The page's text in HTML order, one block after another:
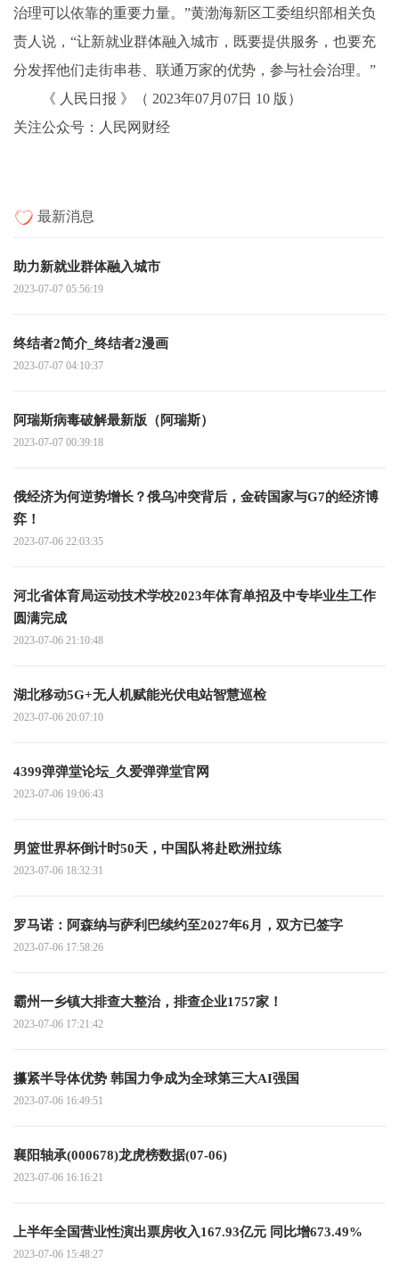
治理可以依靠的重要力量。”黄渤海新区工委组织部相关负
责人说，“让新就业群体融入城市，既要提供服务，也要充
分发挥他们走街串巷、联通万家的优势，参与社会治理。”
《 人民日报 》（ 2023年07月07日 10 版）
关注公众号：人民网财经
最新消息
助力新就业群体融入城市
2023-07-07 05:56:19
终结者2简介_终结者2漫画
2023-07-07 04:10:37
阿瑞斯病毒破解最新版（阿瑞斯）
2023-07-07 00:39:18
俄经济为何逆势增长？俄乌冲突背后，金砖国家与G7的经济博
弈！
2023-07-06 22:03:35
河北省体育局运动技术学校2023年体育单招及中专毕业生工作
圆满完成
2023-07-06 21:10:48
湖北移动5G+无人机赋能光伏电站智慧巡检
2023-07-06 20:07:10
4399弹弹堂论坛_久爱弹弹堂官网
2023-07-06 19:06:43
男篮世界杯倒计时50天，中国队将赴欧洲拉练
2023-07-06 18:32:31
罗马诺：阿森纳与萨利巴续约至2027年6月，双方已签字
2023-07-06 17:58:26
霸州一乡镇大排查大整治，排查企业1757家！
2023-07-06 17:21:42
攥紧半导体优势 韩国力争成为全球第三大AI强国
2023-07-06 16:49:51
襄阳轴承(000678)龙虎榜数据(07-06)
2023-07-06 16:16:21
上半年全国营业性演出票房收入167.93亿元 同比增673.49%
2023-07-06 15:48:27